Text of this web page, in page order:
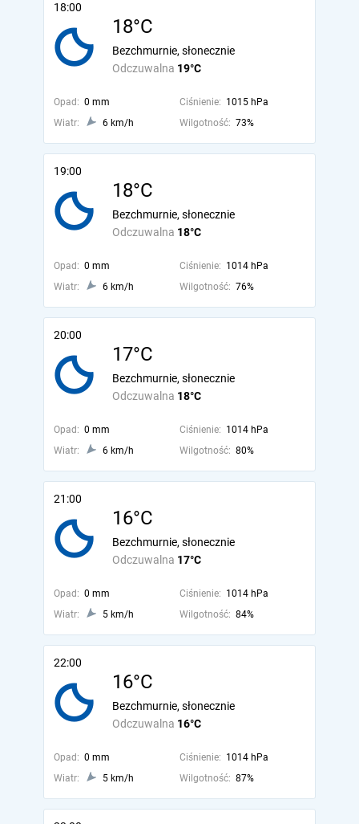
18:00
18°C
Odczuwalna 19°C
Bezchmurnie, słonecznie
Opad: 0 mm Ciśnienie: 1015 hPa
Wiatr:
6 km/h Wilgotność: 73%
19:00
18°C
Odczuwalna 18°C
Bezchmurnie, słonecznie
Opad: 0 mm Ciśnienie: 1014 hPa
Wiatr:
6 km/h Wilgotność: 76%
20:00
17°C
Odczuwalna 18°C
Bezchmurnie, słonecznie
Opad: 0 mm Ciśnienie: 1014 hPa
Wiatr:
6 km/h Wilgotność: 80%
21:00
16°C
Odczuwalna 17°C
Bezchmurnie, słonecznie
Opad: 0 mm Ciśnienie: 1014 hPa
Wiatr:
5 km/h Wilgotność: 84%
22:00
16°C
Odczuwalna 16°C
Bezchmurnie, słonecznie
Opad: 0 mm Ciśnienie: 1014 hPa
Wiatr:
5 km/h Wilgotność: 87%